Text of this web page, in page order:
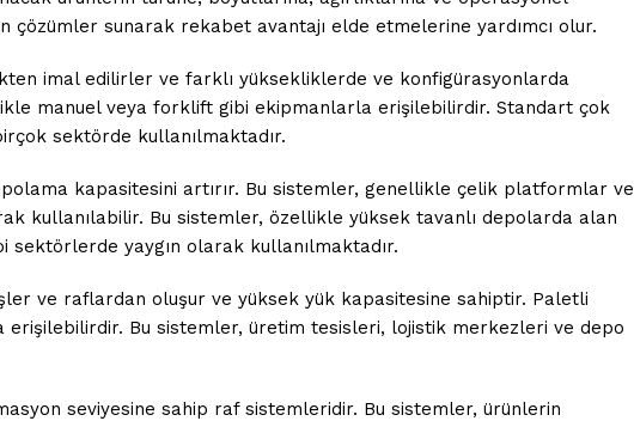
sunarak rekabet avantajı elde etmelerine yardımcı olur.
imal edilirler ve farklı yüksekliklerde ve konfigürasyonlarda
manuel veya forklift gibi ekipmanlarla erişilebilirdir. Standart çok
sektörde kullanılmaktadır.
kapasitesini artırır. Bu sistemler, genellikle çelik platformlar ve
kullanılabilir. Bu sistemler, özellikle yüksek tavanlı depolarda alan
yaygın olarak kullanılmaktadır.
ve raflardan oluşur ve yüksek yük kapasitesine sahiptir. Paletli
Bu sistemler, üretim tesisleri, lojistik merkezleri ve depo
seviyesine sahip raf sistemleridir. Bu sistemler, ürünlerin